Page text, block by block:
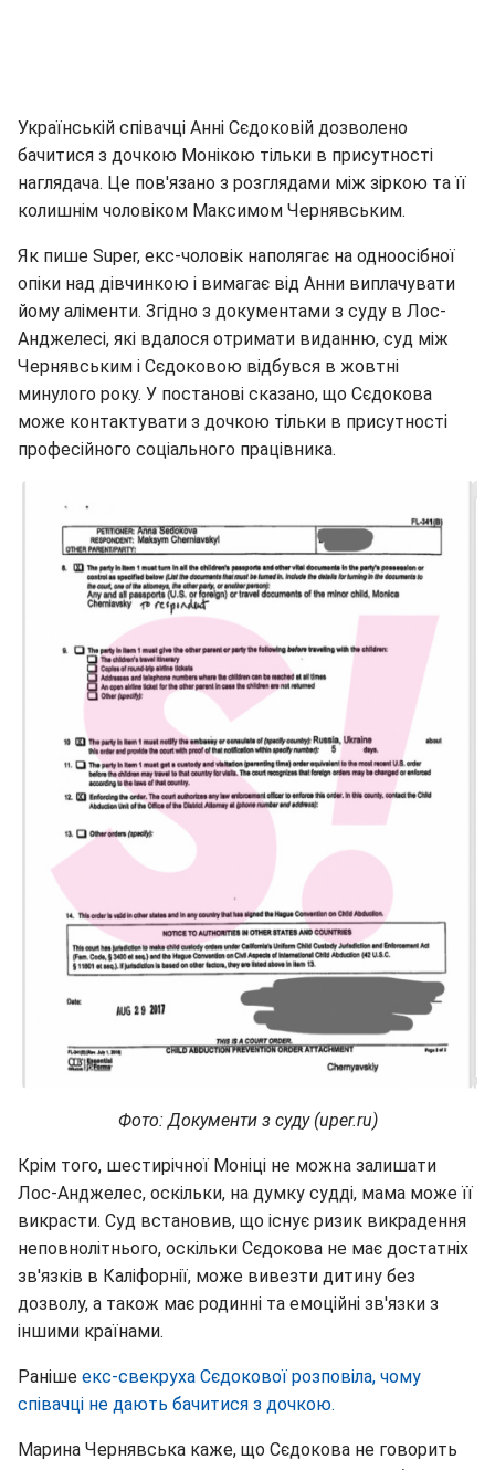
Українській співачці Анні Сєдоковій дозволено
бачитися з дочкою Монікою тільки в присутності
наглядача. Це пов'язано з розглядами між зіркою та її
колишнім чоловіком Максимом Чернявським.
Як пише Super, екс-чоловік наполягає на одноосібної
опіки над дівчинкою і вимагає від Анни виплачувати
йому аліменти. Згідно з документами з суду в Лос-
Анджелесі, які вдалося отримати виданню, суд між
Чернявським і Сєдоковою відбувся в жовтні
минулого року. У постанові сказано, що Сєдокова
може контактувати з дочкою тільки в присутності
професійного соціального працівника.
Фото: Документи з суду (uper.ru)
Крім того, шестирічної Моніці не можна залишати
Лос-Анджелес, оскільки, на думку судді, мама може її
викрасти. Суд встановив, що існує ризик викрадення
неповнолітнього, оскільки Сєдокова не має достатніх
зв'язків в Каліфорнії, може вивезти дитину без
дозволу, а також має родинні та емоційні зв'язки з
іншими країнами.
Раніше екс-свекруха Сєдокової розповіла, чому
співачці не дають бачитися з дочкою.
Марина Чернявська каже, що Сєдокова не говорить